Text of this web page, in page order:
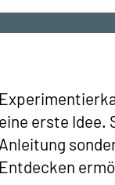
erste Idee.